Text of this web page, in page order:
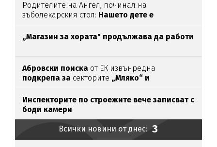
Родителите на Ангел, починал на
зъболекарския стол: Нашето дете е
антидотътнаупойката
„Магазин за хората" продължава да работи
Абровски поиска от ЕК извънредна
подкрепа за секторите „Мляко“ и
Инспекторите по строежите вече записват с
боди камери
Всички новини от днес: 3